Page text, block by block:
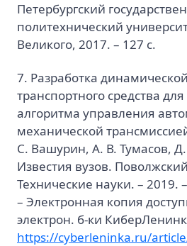
Петербургский
политехнический
Великого, 2017. – 127 с.
7. Разработка
транспортного средства
алгоритма управления
механической
С. Вашурин, А. В. Тумасов,
Известия вузов.
Технические науки. – 2019.
– Электронная копия
электрон. б-ки
https://cyberleninka.ru/